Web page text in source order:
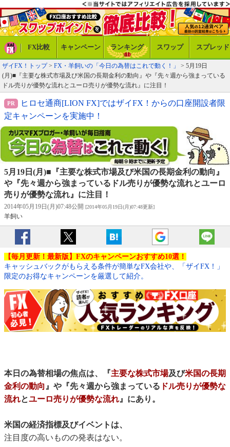
FX比較 キャンペーン ランキング スワップ スプレッド
ザイFX！トップ> FX・羊飼いの「今日の為替はこれで動く！」
> 5月19日
(月)■『主要な株式市場及び米国の長期金利の動向』や『先々週から強まっている
ドル売りが優勢な流れとユーロ売りが優勢な流れ』に注目！
ヒロセ通商[LION FX]ではザイFX！からの口座開設者限
定キャンペーンを実施中！
5月19日(月)■『主要な株式市場及び米国の長期金利の動向』
や『先々週から強まっているドル売りが優勢な流れとユーロ
売りが優勢な流れ』に注目！
2014年05月19日(月)07:48公開 [2014年05月19日(月)07:48更新]
羊飼い
【毎月更新！最新版】FXのキャンペーンおすすめ10選！
キャッシュバックがもらえる条件が簡単なFX会社や、「ザイFX！」
限定のお得なキャンペーンを厳選して紹介。
本日の為替相場の焦点は、『主要な株式市場及び米国の長期
金利の動向』や『先々週から強まっている ドル売りが優勢な
流れとユーロ売りが優勢な流れ』にあり。
米国の経済指標及びイベントは、
注目度の高いものの発表はない。